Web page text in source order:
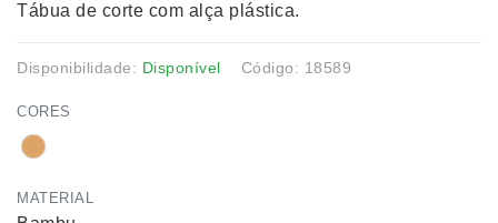
Tábua de corte com alça plástica.
Disponibilidade: Disponível Código: 18589
CORES
MATERIAL